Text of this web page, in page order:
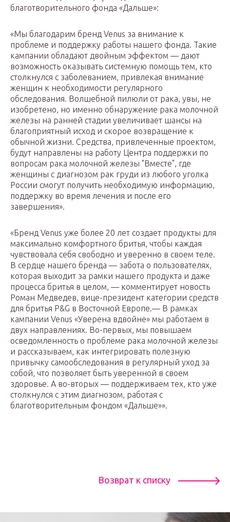
благотворительного фонда «Дальше»:
«Мы благодарим бренд Venus за внимание к
проблеме и поддержку работы нашего фонда. Такие
кампании обладают двойным эффектом — дают
возможность оказывать системную помощь тем, кто
столкнулся с заболеванием, привлекая внимание
женщин к необходимости регулярного
обследования. Волшебной пилюли от рака, увы, не
изобретено, но именно обнаружение рака молочной
железы на ранней стадии увеличивает шансы на
благоприятный исход и скорое возвращение к
обычной жизни. Средства, привлеченные проектом,
будут направлены на работу Центра поддержки по
вопросам рака молочной железы "Вместе", где
женщины с диагнозом рак груди из любого уголка
России смогут получить необходимую информацию,
поддержку во время лечения и после его
завершения».
«Бренд Venus уже более 20 лет создает продукты для
максимально комфортного бритья, чтобы каждая
чувствовала себя свободно и уверенно в своем теле.
В сердце нашего бренда — забота о пользователях,
которая выходит за рамки нашего продукта и даже
процесса бритья в целом, — комментирует новость
Роман Медведев, вице-президент категории средств
для бритья P&G в Восточной Европе.— В рамках
кампании Venus «Уверена вдвойне» мы работаем в
двух направлениях. Во-первых, мы повышаем
осведомленность о проблеме рака молочной железы
и рассказываем, как интегрировать полезную
привычку самообследования в регулярный уход за
собой, что позволяет быть уверенной в своем
здоровье. А во-вторых — поддерживаем тех, кто уже
столкнулся с этим диагнозом, работая с
благотворительным фондом «Дальше»».
Возврат к списку